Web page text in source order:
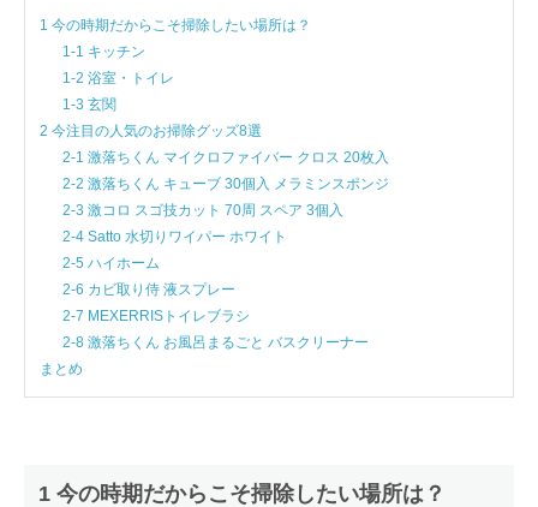
1 今の時期だからこそ掃除したい場所は？
1-1 キッチン
1-2 浴室・トイレ
1-3 玄関
2 今注目の人気のお掃除グッズ8選
2-1 激落ちくん マイクロファイバー クロス 20枚入
2-2 激落ちくん キューブ 30個入 メラミンスポンジ
2-3 激コロ スゴ技カット 70周 スペア 3個入
2-4 Satto 水切りワイパー ホワイト
2-5 ハイホーム
2-6 カビ取り侍 液スプレー
2-7 MEXERRISトイレブラシ
2-8 激落ちくん お風呂まるごと バスクリーナー
まとめ
1 今の時期だからこそ掃除したい場所は？